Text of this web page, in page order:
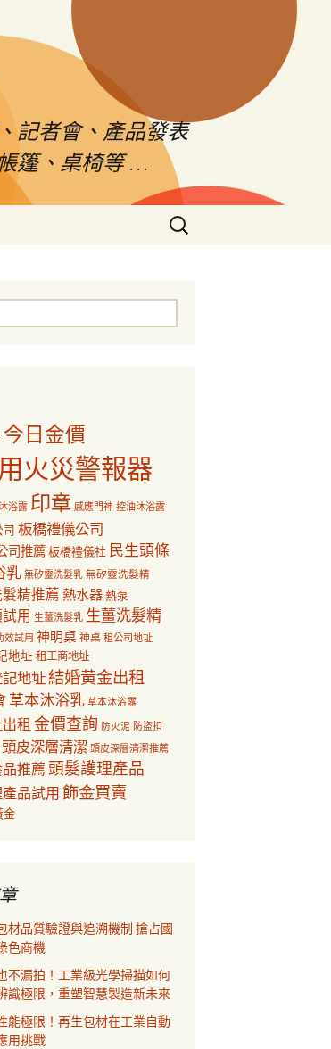
記者會、產品發表
篷、桌椅等 …
搜
尋
字:
今日金價
火災警報器
浴露 印章 感應門神 控油沐浴露
司 板橋禮儀公司
司推薦板橋禮儀社 民生頭條
乳 無矽靈洗髮乳 無矽靈洗髮精
精推薦 熱水器 熱泵
用 生薑洗髮乳 生薑洗髮精
效試用 神明桌 神桌 租公司地址
地址 租工商地址
地址結婚黃金出租
草本沐浴乳 草本沐浴露
租 金價查詢 防火泥 防盜扣
頭皮深層清潔 頭皮深層清潔推薦
推薦頭髮護理產品
品試用 飾金買賣
金
材品質驗證與追溯機制 搶占國
色商機
不漏拍！工業級光學掃描如何
識極限，重塑智慧製造新未來
能極限！再生包材在工業自動
用挑戰